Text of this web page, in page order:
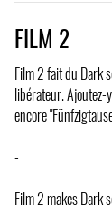
FILM 2
Film 2 fait du Dark
libérateur. Ajoutez-
encore
-
Film 2 makes Dark